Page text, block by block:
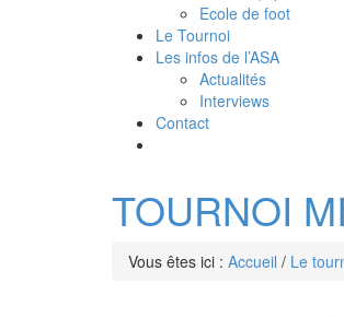
Ecole de foot
Le Tournoi
Les infos de l’ASA
Actualités
Interviews
Contact
TOURNOI
Vous êtes ici : Accueil / Le